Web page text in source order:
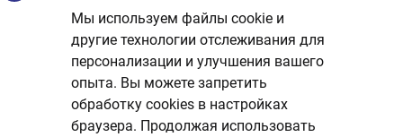
Мы используем файлы cookie и
другие технологии отслеживания для
персонализации и улучшения вашего
опыта. Вы можете запретить
обработку сookies в настройках
браузера. Продолжая использовать